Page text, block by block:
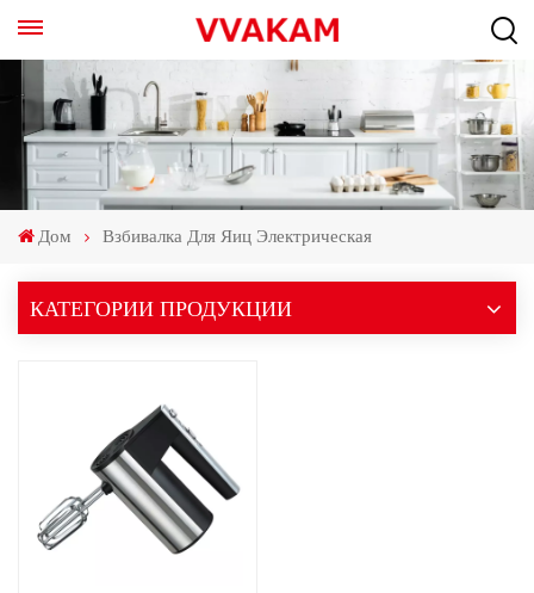
Дом Взбивалка Для Яиц Электрическая
КАТЕГОРИИ ПРОДУКЦИИ